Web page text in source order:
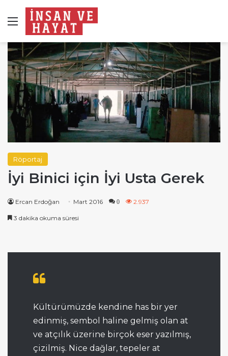
Menü
Röportaj
İyi Binici için İyi Usta Gerek
Ercan Erdoğan Mart 2016 0 2.937
3 dakika okuma süresi
Kültürümüzde kendine has bir yer
edinmiş, sembol haline gelmiş olan at
ve atçılık üzerine birçok eser yazılmış,
çizilmiş. Nice dağlar, tepeler at